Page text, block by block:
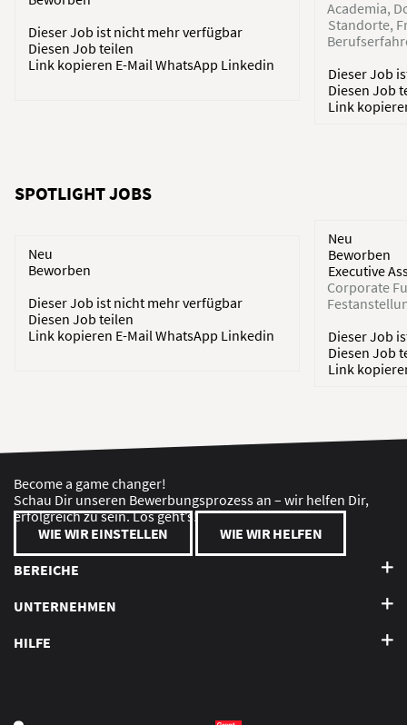
Dieser Job ist nicht mehr verfügbar
Diesen Job teilen
Link kopieren E-MailWhatsApp Linkedin
Academia
Standorte
Dieser Job
Diesen Job
Link
SPOTLIGHT JOBS
Neu
Beworben
Dieser Job ist nicht mehr verfügbar
Diesen Job teilen
Link kopieren E-MailWhatsApp Linkedin
Neu
Beworben
Executive
Corporate
Dieser Job
Diesen Job
Link
Become a game changer!
Schau Dir unseren Bewerbungsprozess an – wir helfen Dir,
erfolgreich zu sein. Los geht’s!
WIE WIR EINSTELLEN
WIE WIR HELFEN
BEREICHE
UNTERNEHMEN
HILFE